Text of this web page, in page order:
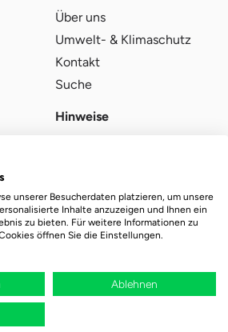
Über uns
Umwelt- & Klimaschutz
Kontakt
Suche
Hinweise
für beste Ver- und Entsorgung
wird regional aufgeforstet
unserer Besucherdaten platzieren, um unsere
Inhalte anzuzeigen und Ihnen ein
zu bieten. Für weitere Informationen zu
öffnen Sie die Einstellungen.
Ablehnen